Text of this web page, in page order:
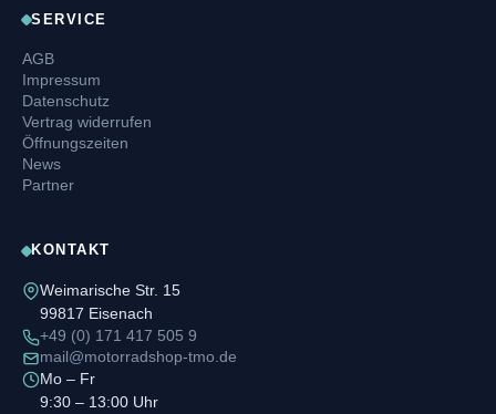
SERVICE
AGB
Impressum
Datenschutz
Vertrag widerrufen
Öffnungszeiten
News
Partner
KONTAKT
Weimarische Str. 15
99817 Eisenach
+49 (0) 171 417 505 9
mail@motorradshop-tmo.de
Mo – Fr
9:30 – 13:00 Uhr